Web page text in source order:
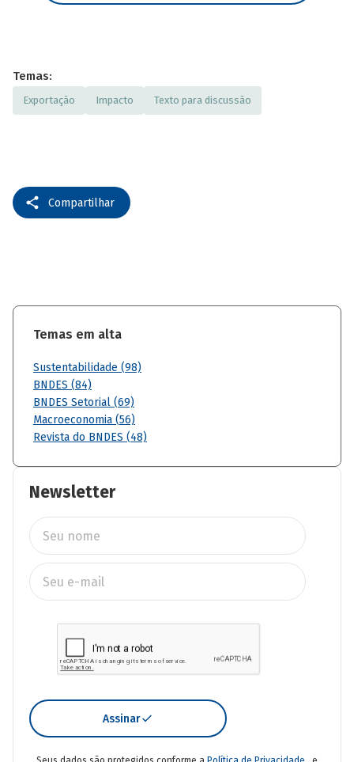
Temas:
Exportação Impacto Texto para discussão
Compartilhar
Temas em alta
Sustentabilidade (98)
BNDES (84)
BNDES Setorial (69)
Macroeconomia (56)
Revista do BNDES (48)
Newsletter
Assinar